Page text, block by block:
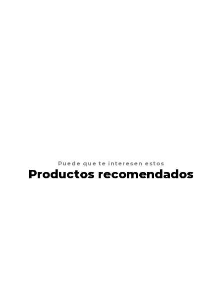
Puede que te interesen estos
Productos recomendados